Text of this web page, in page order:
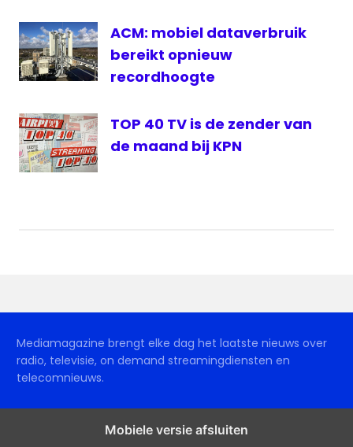
ACM: mobiel dataverbruik
bereikt opnieuw
recordhoogte
TOP 40 TV is de zender van
de maand bij KPN
Mediamagazine brengt elke dag het laatste nieuws over
radio, televisie, on demand streamingdiensten en
telecomnieuws.
Mobiele versie afsluiten